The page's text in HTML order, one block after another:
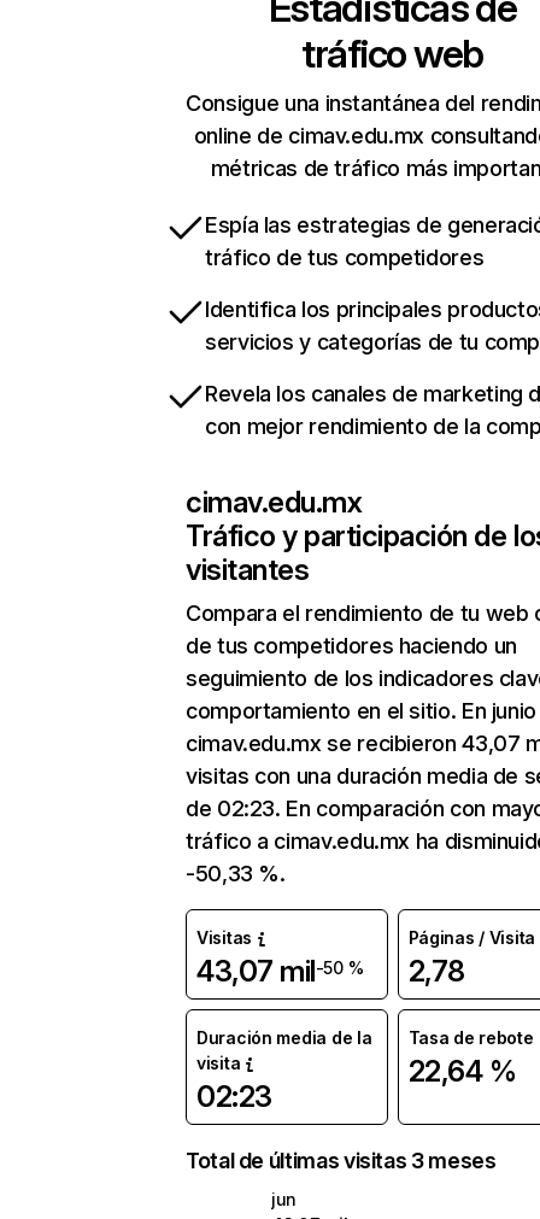
tráfico web
Consigue una instantánea del
online de cimav.edu.mx
métricas de tráfico más
Espía las estrategias de
tráfico de tus competidores
Identifica los principales
servicios y categorías de tu
Revela los canales de marketing
con mejor rendimiento de la
cimav.edu.mx
Tráfico y participación de
visitantes
Compara el rendimiento de tu web
de tus competidores haciendo un
seguimiento de los indicadores
comportamiento en el sitio. En junio
cimav.edu.mx se recibieron 43,07
visitas con una duración media de
de 02:23. En comparación con
tráfico a cimav.edu.mx ha
-50,33 %.
Visitas
43,07 mil-50 %
Páginas / Visita
2,78
Duración media de la
visita
02:23
Tasa de rebote
22,64 %
Total de últimas visitas 3 meses
jun